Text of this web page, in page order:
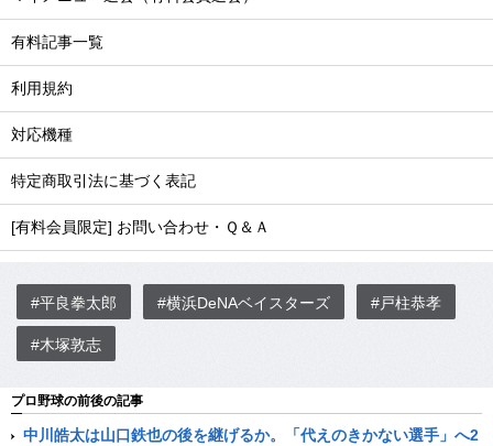
有料記事一覧
利用規約
対応機種
特定商取引法に基づく表記
[有料会員限定] お問い合わせ・Ｑ＆Ａ
#平良拳太郎 #横浜DeNAベイスターズ #戸柱恭孝
#木塚敦志
プロ野球の前後の記事
中川皓太は山口鉄也の後を継げるか。「代えのきかない選手」へ2